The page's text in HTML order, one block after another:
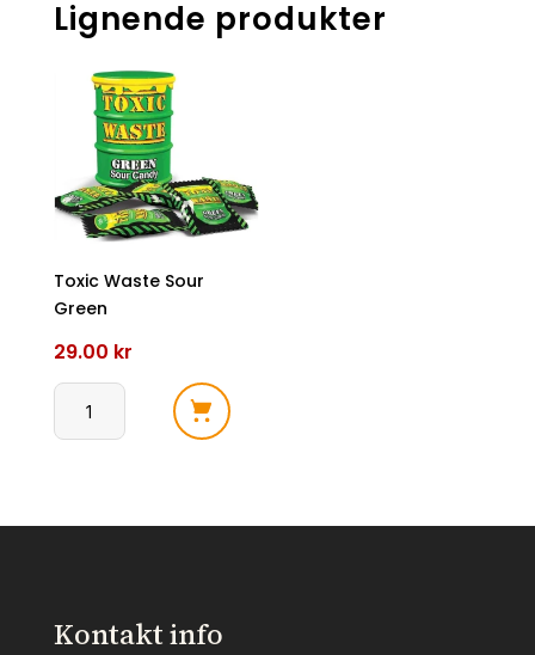
Lignende produkter
Toxic Waste Sour
Green
29.00 kr
Toxic
Kontakt info